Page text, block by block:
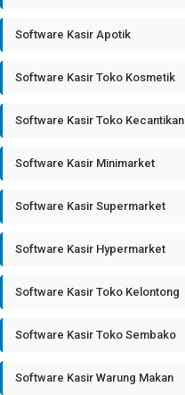
Software Kasir Apotik
Software Kasir Toko Kosmetik
Software Kasir Toko Kecantikan
Software Kasir Minimarket
Software Kasir Supermarket
Software Kasir Hypermarket
Software Kasir Toko Kelontong
Software Kasir Toko Sembako
Software Kasir Warung Makan